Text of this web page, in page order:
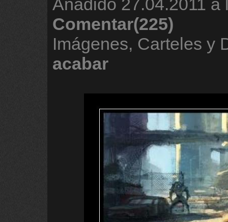
Añadido 27.04.2011 a
Comentar(225)
Imágenes, Carteles y
acabar